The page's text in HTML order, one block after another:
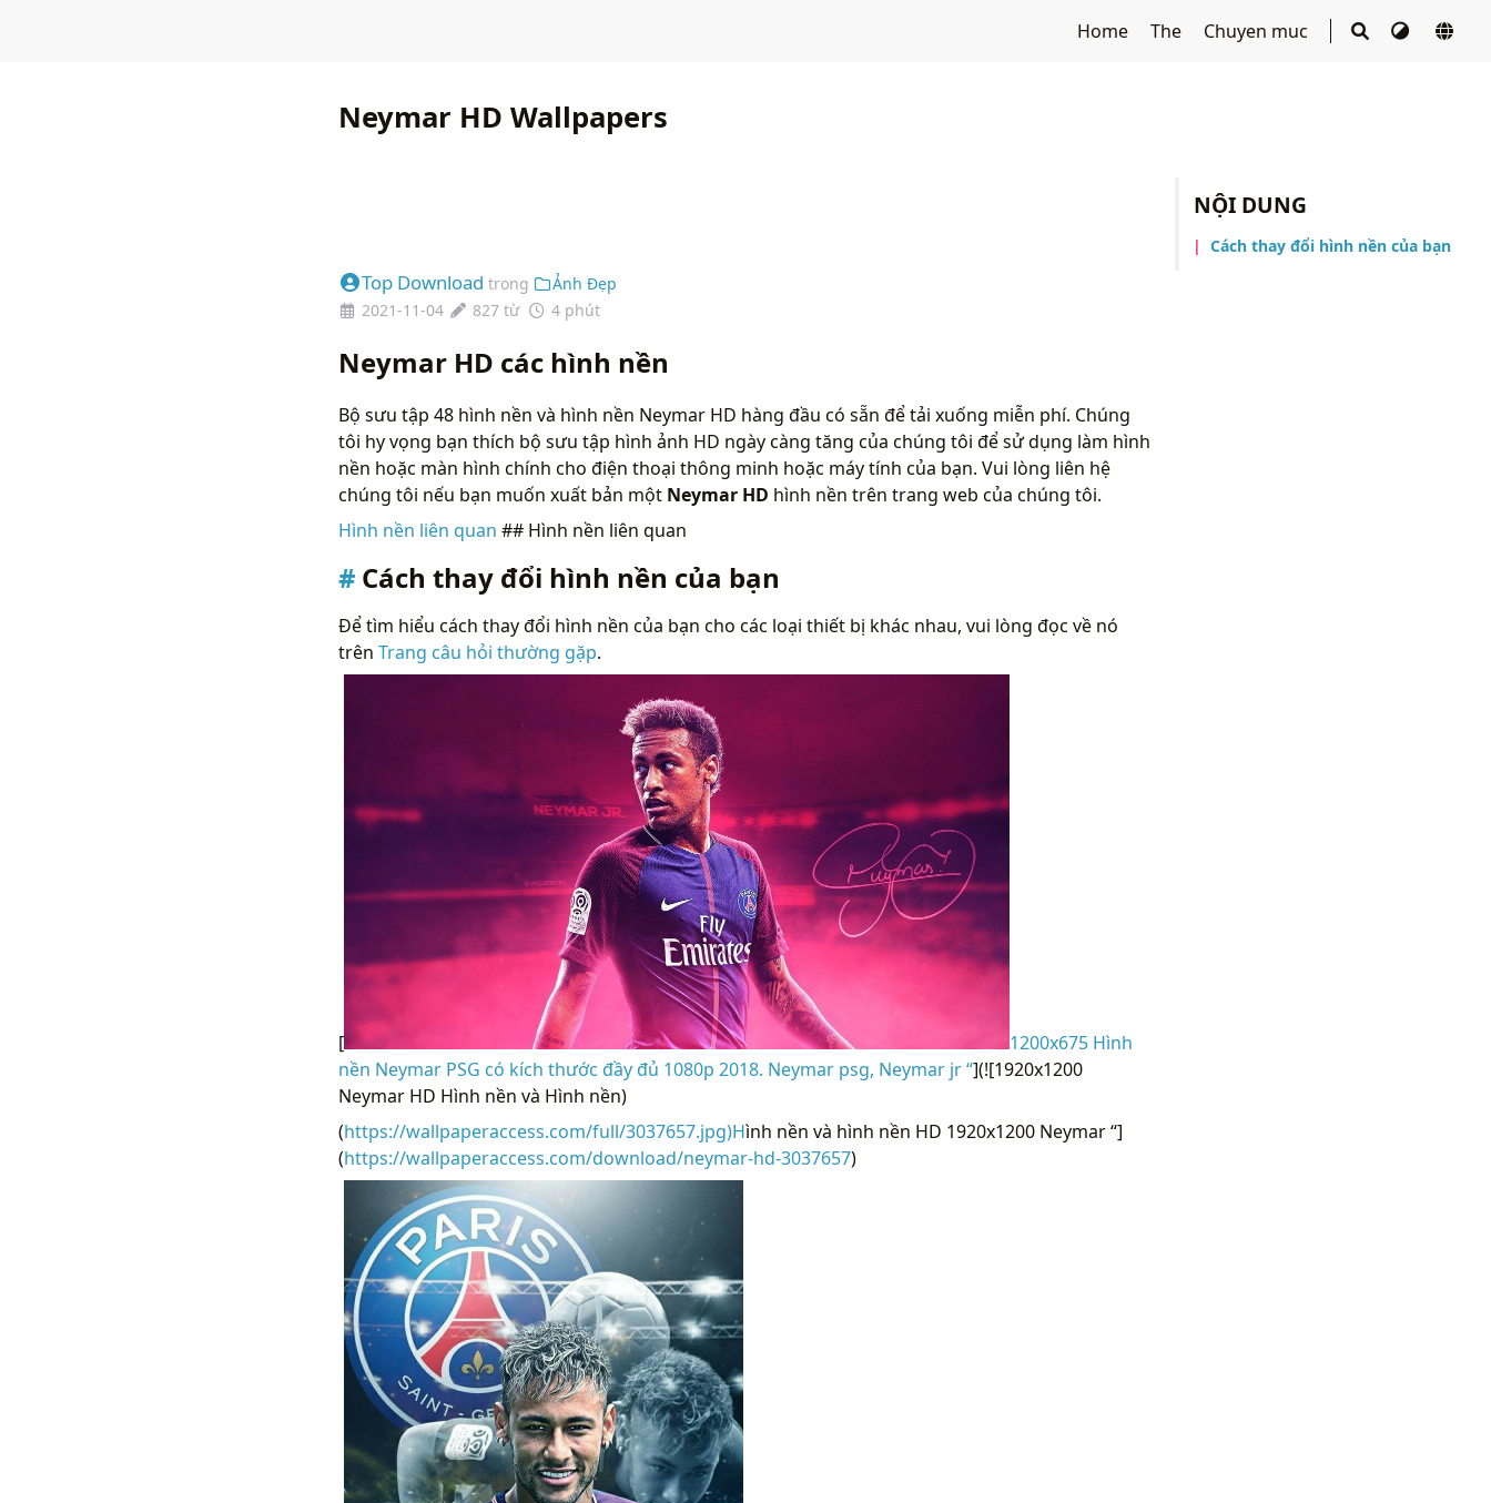
Home The Chuyen muc
NỘI DUNG
Cách thay đổi hình nền của bạn
Neymar HD Wallpapers
Top Download trong
Ảnh Đẹp
2021-11-04
827 từ 4 phút
Neymar HD các hình nền
Bộ sưu tập 48 hình nền và hình nền Neymar HD hàng đầu có sẵn để tải xuống miễn phí. Chúng
tôi hy vọng bạn thích bộ sưu tập hình ảnh HD ngày càng tăng của chúng tôi để sử dụng làm hình
nền hoặc màn hình chính cho điện thoại thông minh hoặc máy tính của bạn. Vui lòng liên hệ
chúng tôi nếu bạn muốn xuất bản một Neymar HD hình nền trên trang web của chúng tôi.
Hình nền liên quan ## Hình nền liên quan
Cách thay đổi hình nền của bạn
Để tìm hiểu cách thay đổi hình nền của bạn cho các loại thiết bị khác nhau, vui lòng đọc về nó
trên Trang câu hỏi thường gặp.
[
1200x675 Hình
nền Neymar PSG có kích thước đầy đủ 1080p 2018. Neymar psg, Neymar jr “](![1920x1200
Neymar HD Hình nền và Hình nền)
(https://wallpaperaccess.com/full/3037657.jpg)Hình nền và hình nền HD 1920x1200 Neymar “]
(https://wallpaperaccess.com/download/neymar-hd-3037657)